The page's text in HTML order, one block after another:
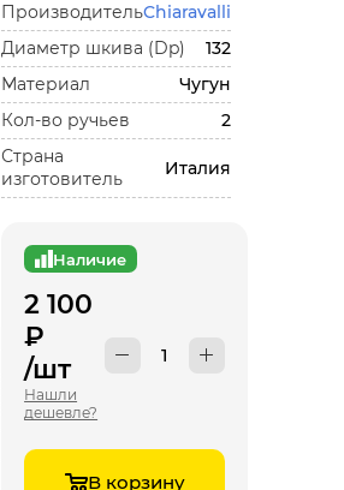
ПроизводительChiaravalli
Диаметр шкива (Dp)
132
Материал
Чугун
Кол-во ручьев
2
Страна
изготовитель
Италия
Наличие
2 100
₽
/шт
Нашли
дешевле?
В корзину